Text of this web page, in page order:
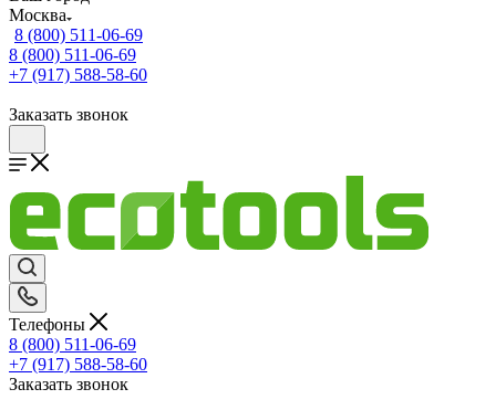
Москва
8 (800) 511-06-69
8 (800) 511-06-69
+7 (917) 588-58-60
Заказать звонок
Телефоны
8 (800) 511-06-69
+7 (917) 588-58-60
Заказать звонок